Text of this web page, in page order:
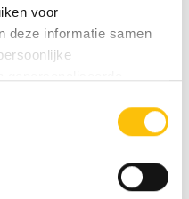
voor
deze informatie samen
en communicatie binnen
websites en apps van